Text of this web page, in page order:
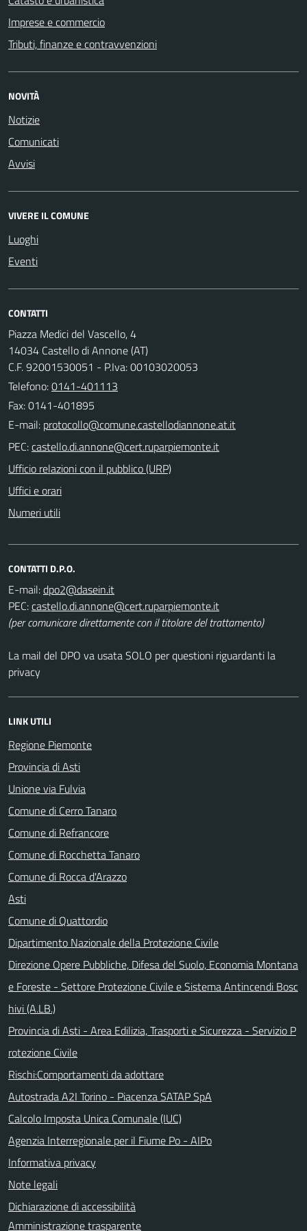
Imprese e commercio
Tributi, finanze e contravvenzioni
NOVITÀ
Notizie
Comunicati
Avvisi
VIVERE IL COMUNE
Luoghi
Eventi
CONTATTI
Piazza Medici del Vascello, 4
14034 Castello di Annone (AT)
C.F. 92001530051 - P.Iva: 00103020053
Telefono:0141-401113
Fax: 0141-401895
E-mail:
PEC:
Ufficio relazioni con il pubblico (URP)
Uffici e orari
Numeri utili
CONTATTI D.P.O.
E-mail:
PEC:
(per comunicare direttamente con il titolare del trattamento)
La mail del DPO va usata SOLO per questioni riguardanti la
privacy
LINK UTILI
Regione Piemonte
Provincia di Asti
Unione via Fulvia
Comune di Cerro Tanaro
Comune di Refrancore
Comune di Rocchetta Tanaro
Comune di Rocca d'Arazzo
Asti
Comune di Quattordio
Dipartimento Nazionale della Protezione Civile
Direzione Opere Pubbliche, Difesa del Suolo, Economia Montana
e Foreste - Settore Protezione Civile e Sistema Antincendi Bosc
hivi (A.LB.)
Provincia di Asti - Area Edilizia, Trasporti e Sicurezza - Servizio P
rotezione Civile
Rischi:Comportamenti da adottare
Autostrada A2I Torino - Piacenza SATAP SpA
Calcolo Imposta Unica Comunale (IUC)
Agenzia Interregionale per il Fiume Po - AIPo
Informativa privacy
Note legali
Dichiarazione di accessibilità
Amministrazione trasparente